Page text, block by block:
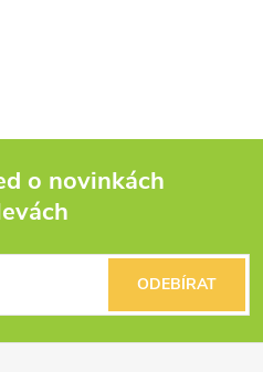
o novinkách
ODEBÍRAT